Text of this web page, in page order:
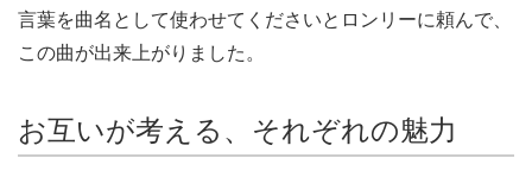
言葉を曲名として使わせてくださいとロンリーに頼んで、
この曲が出来上がりました。
お互いが考える、それぞれの魅力